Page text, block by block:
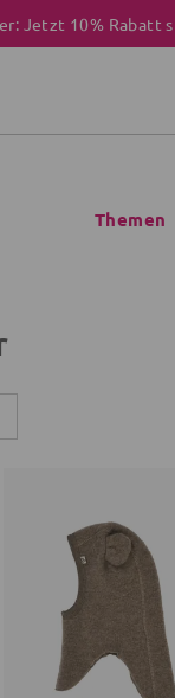
Jetzt 10% Rabatt
Themen